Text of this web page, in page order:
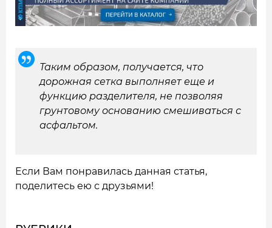
Таким образом, получается, что
дорожная сетка выполняет еще и
функцию разделителя, не позволяя
грунтовому основанию смешиваться с
асфальтом.
Если Вам понравилась данная статья,
поделитесь ею с друзьями!